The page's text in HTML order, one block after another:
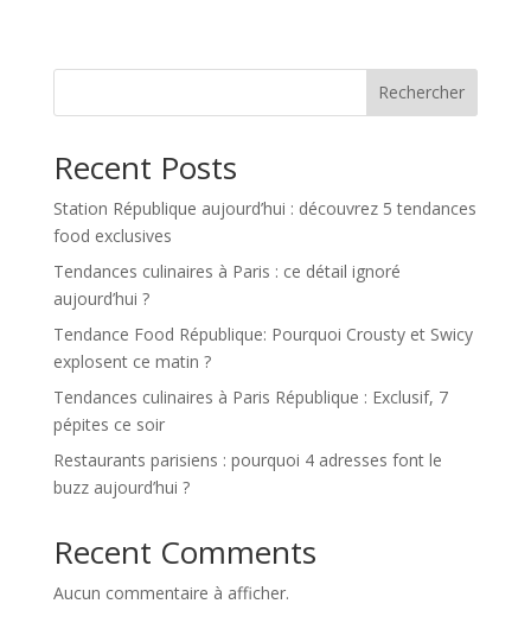
Rechercher
Recent Posts
Station République aujourd’hui : découvrez 5 tendances
food exclusives
Tendances culinaires à Paris : ce détail ignoré
aujourd’hui ?
Tendance Food République: Pourquoi Crousty et Swicy
explosent ce matin ?
Tendances culinaires à Paris République : Exclusif, 7
pépites ce soir
Restaurants parisiens : pourquoi 4 adresses font le
buzz aujourd’hui ?
Recent Comments
Aucun commentaire à afficher.